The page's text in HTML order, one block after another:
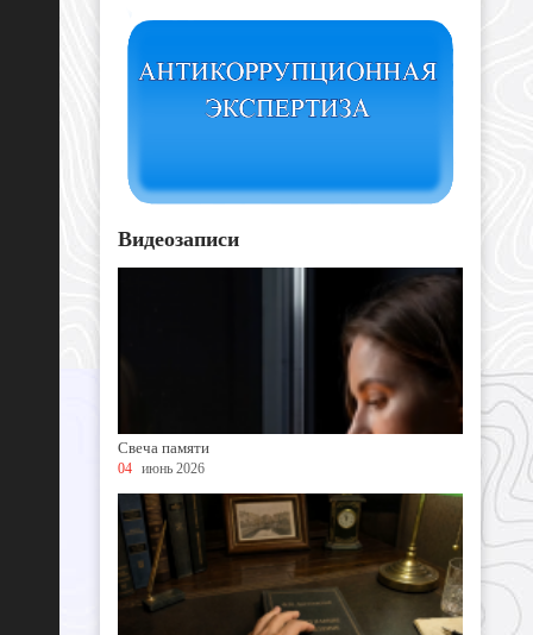
Видеозаписи
Свеча памяти
04 июнь 2026